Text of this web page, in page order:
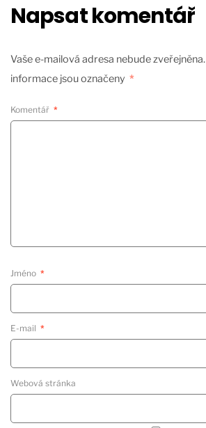
Napsat komentář
Vaše e-mailová adresa nebude zveřejněna.
informace jsou označeny *
Komentář *
Jméno *
E-mail *
Webová stránka